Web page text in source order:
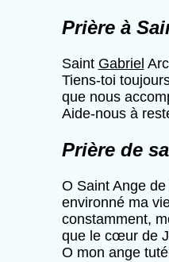
Prière à
Saint Gabriel
Tiens-toi
que nous
Aide-nous à
Prière de
O Saint Ange
environné ma
constamment,
que le cœur de
O mon ange